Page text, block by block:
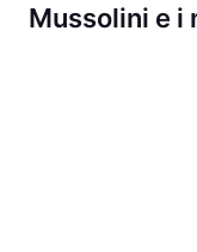
Mussolini e i